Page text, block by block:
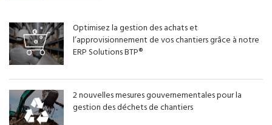
Optimisez la gestion des achats et
l’approvisionnement de vos chantiers grâce à notre
ERP Solutions BTP®
2 nouvelles mesures gouvernementales pour la
gestion des déchets de chantiers